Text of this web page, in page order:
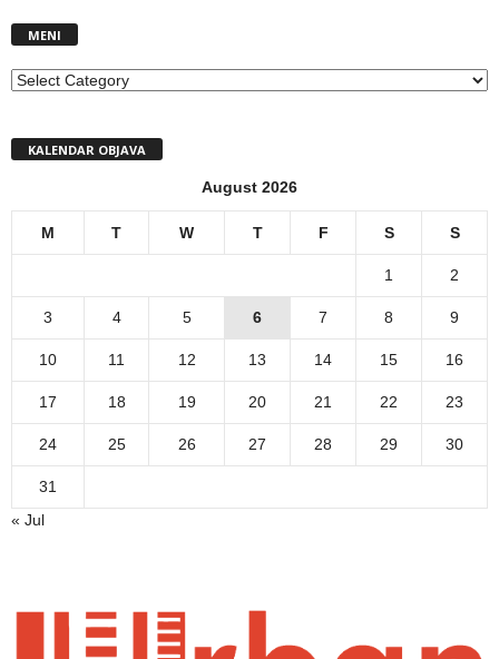
MENI
MENI
KALENDAR OBJAVA
August 2026
M T W T F S S
1 2
3 4 5 6 7 8 9
10 11 12 13 14 15 16
17 18 19 20 21 22 23
24 25 26 27 28 29 30
31
« Jul